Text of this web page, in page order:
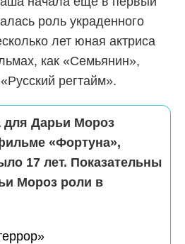
роль украденного
лет юная актриса
как «Семьянин»,
регтайм».
Дарьи Мороз
«Фортуна»,
17 лет. Показательны
Мороз роли в